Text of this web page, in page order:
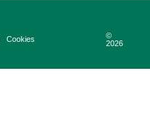
©
2026
Cookies